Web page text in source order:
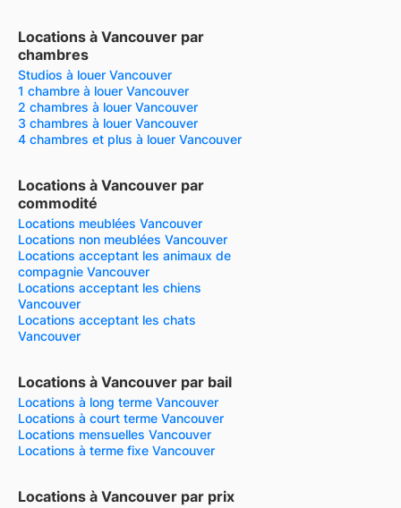
Locations à Vancouver par
chambres
Studios à louer Vancouver
1 chambre à louer Vancouver
2 chambres à louer Vancouver
3 chambres à louer Vancouver
4 chambres et plus à louer Vancouver
Locations à Vancouver par
commodité
Locations meublées Vancouver
Locations non meublées Vancouver
Locations acceptant les animaux de
compagnie Vancouver
Locations acceptant les chiens
Vancouver
Locations acceptant les chats
Vancouver
Locations à Vancouver par bail
Locations à long terme Vancouver
Locations à court terme Vancouver
Locations mensuelles Vancouver
Locations à terme fixe Vancouver
Locations à Vancouver par prix